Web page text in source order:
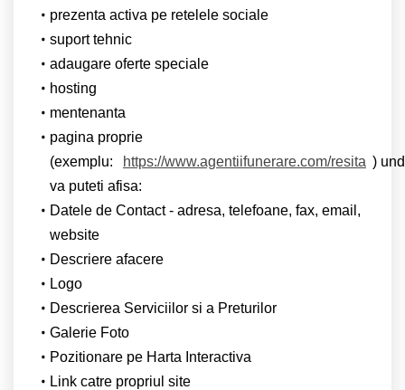
prezenta activa pe retelele sociale
suport tehnic
adaugare oferte speciale
hosting
mentenanta
pagina proprie
(exemplu:
https://www.agentiifunerare.com/resita )
va puteti afisa:
Datele de Contact - adresa, telefoane, fax, email,
website
Descriere afacere
Logo
Descrierea Serviciilor si a Preturilor
Galerie Foto
Pozitionare pe Harta Interactiva
Link catre propriul site